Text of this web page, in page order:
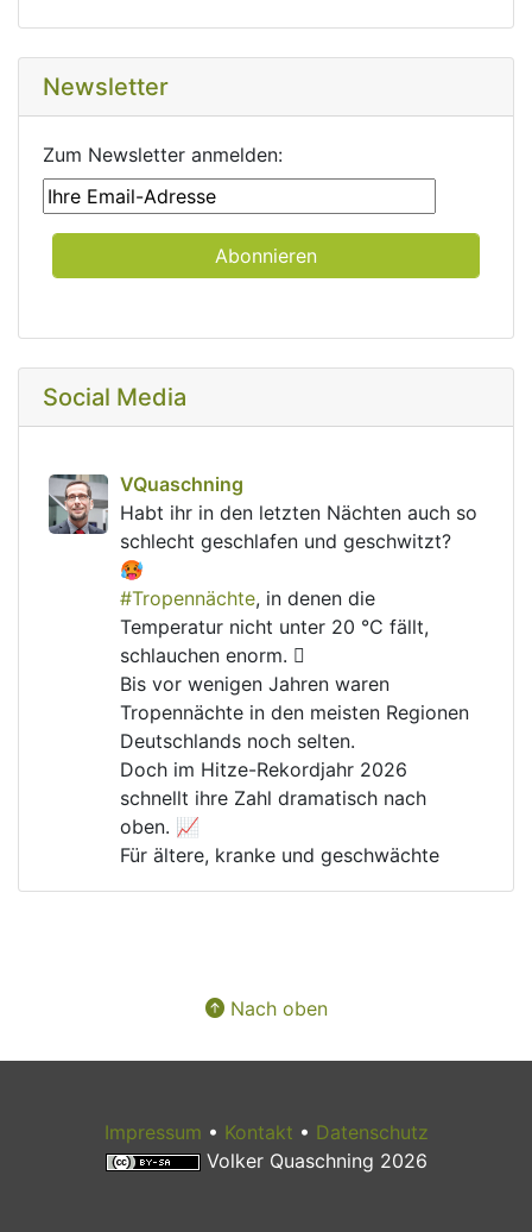
Newsletter
Zum Newsletter anmelden:
Social Media
VQuaschning avatar
VQuaschning
Habt ihr in den letzten Nächten auch so
schlecht geschlafen und geschwitzt?
🥵
#Tropennächte, in denen die
Temperatur nicht unter 20 °C fällt,
schlauchen enorm. 🫩
Bis vor wenigen Jahren waren
Tropennächte in den meisten Regionen
Deutschlands noch selten.
Doch im Hitze-Rekordjahr 2026
schnellt ihre Zahl dramatisch nach
oben. 📈
Für ältere, kranke und geschwächte
verharmlosen?Nach oben
Impressum • Kontakt • Datenschutz
Volker Quaschning 2026